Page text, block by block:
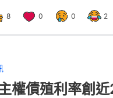
8 0 0 2
權債殖利率創